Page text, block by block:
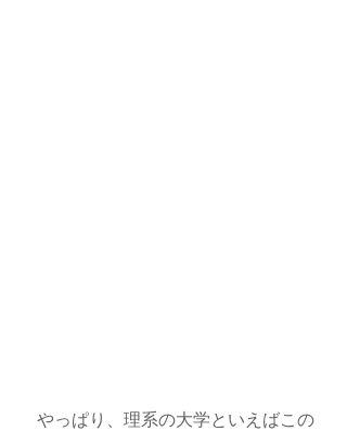
やっぱり、理系の大学といえばこの